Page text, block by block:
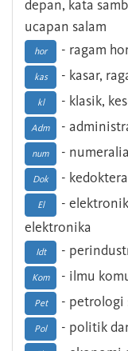
depan, kata
ucapan salam
hor - ragam
kas - kasar,
kl - klasik,
Adm -
num -
Dok -
El
-
elektronika
Idt -
Kom - ilmu
Pet - petrologi
Pol - politik